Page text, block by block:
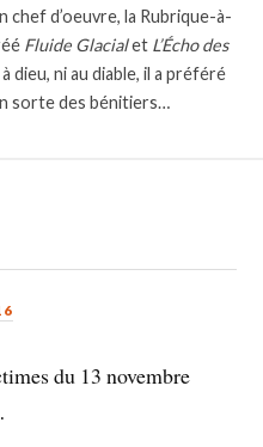
d’oeuvre, la Rubrique-à-
Fluide Glacialet L’Écho des
dieu, ni au diable, il a préféré
sorte des bénitiers…
du 13 novembre